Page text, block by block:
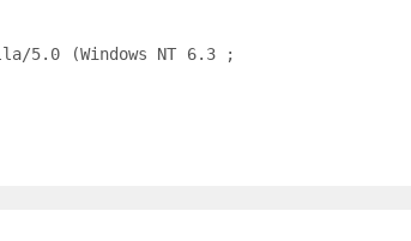
5.0 (Windows NT 6.3 ;